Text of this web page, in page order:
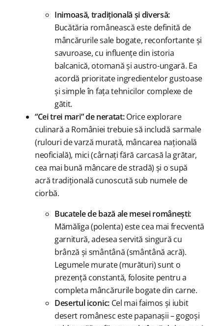
Inimoasă, tradițională și diversă:
Bucătăria românească este definită de
mâncărurile sale bogate, reconfortante și
savuroase, cu influențe din istoria
balcanică, otomană și austro-ungară. Ea
acordă prioritate ingredientelor gustoase
și simple în fața tehnicilor complexe de
gătit.
“Cei trei mari” de neratat:Orice explorare
culinară a României trebuie să includă sarmale
(rulouri de varză murată, mâncarea națională
neoficială), mici (cârnați fără carcasă la grătar,
cea mai bună mâncare de stradă) și o supă
acră tradițională cunoscută sub numele de
ciorbă.
Bucatele de bază ale mesei românești:
Mămăliga (polenta) este cea mai frecventă
garnitură, adesea servită singură cu
brânză și smântână (smântână acră).
Legumele murate (murături) sunt o
prezență constantă, folosite pentru a
completa mâncărurile bogate din carne.
Desertul iconic: Cel mai faimos și iubit
desert românesc este papanașii – gogoși